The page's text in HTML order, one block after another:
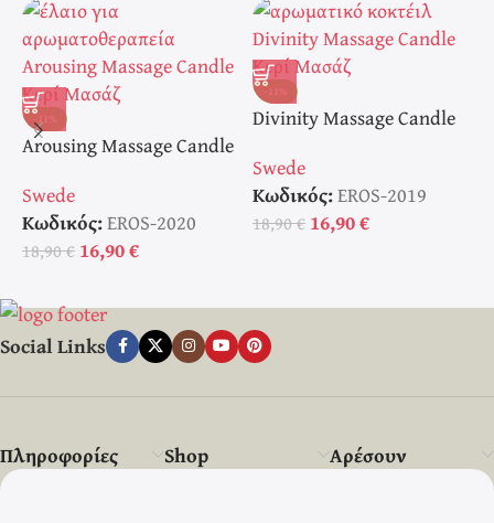
-11%
Arousing Massage Candle
Swede
Κωδικός:EROS-2020
18,90€ 16,90€
-11%
Divinity Massage Candle
Swede
Κωδικός:EROS-2019
18,90€ 16,90€
Social Links
Πληροφορίες Shop Αρέσουν